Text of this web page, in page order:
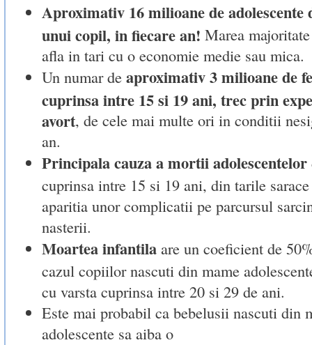
Aproximativ 16 milioane de adolescente
unui copil, in fiecare an! Marea
afla in tari cu o economie medie sau mica.
Un numar de aproximativ 3 milioane de
cuprinsa intre 15 si 19 ani, trec prin
avort, de cele mai multe ori in conditii
an.
Principala cauza a mortii adolescentelor
cuprinsa intre 15 si 19 ani, din tarile
aparitia unor complicatii pe parcursul
nasterii.
Moartea infantilaare un coeficient de
cazul copiilor nascuti din mame
cu varsta cuprinsa intre 20 si 29 de ani.
Este mai probabil ca bebelusii nascuti din
adolescente sa aiba o